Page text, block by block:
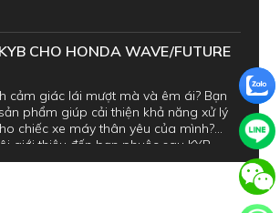
CHO HONDA WAVE/FUTURE
cảm giác lái mượt mà và êm ái? Bạn
phẩm giúp cải thiện khả năng xử lý
chiếc xe máy thân yêu của mình?
giới thiệu đến bạn phuộc sau KYB
125i với 2 màu lò xo đỏ/đen, thuộc